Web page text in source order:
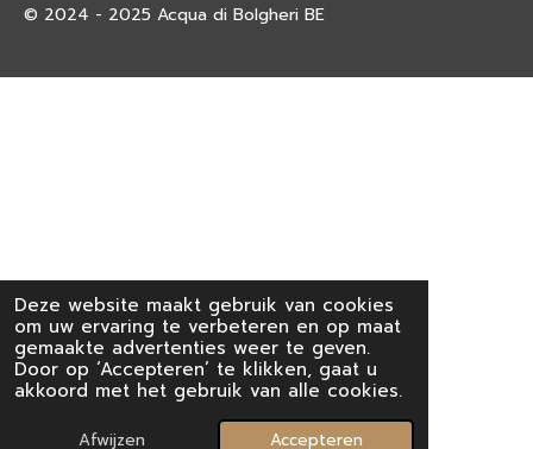
Deze website maakt gebruik van cookies
om uw ervaring te verbeteren en op maat
gemaakte advertenties weer te geven.
Door op ‘Accepteren’ te klikken, gaat u
akkoord met het gebruik van alle cookies.
Afwijzen Accepteren
© 2024 - 2025 Acqua di Bolgheri BE